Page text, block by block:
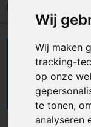
Wij
Wij maken
tracking-
op onze
te tonen,
analyseren
Home
50